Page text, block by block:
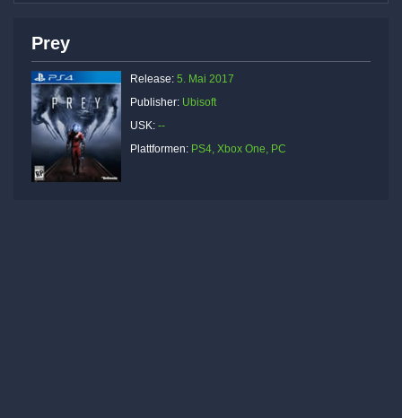
Prey
Release: 5. Mai 2017
Publisher: Ubisoft
USK: --
Plattformen: PS4, Xbox One, PC